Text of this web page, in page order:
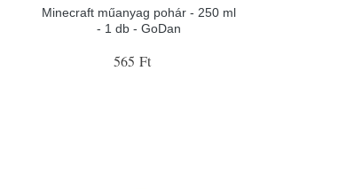
Minecraft műanyag pohár - 250 ml
- 1 db - GoDan
565 Ft